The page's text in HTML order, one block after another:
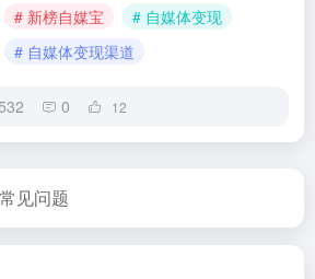
# 新榜自媒宝
# 自媒体变现
# 自媒体变现渠道
0 12
常见问题